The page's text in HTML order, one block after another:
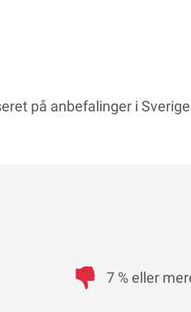
på anbefalinger i
7 % eller